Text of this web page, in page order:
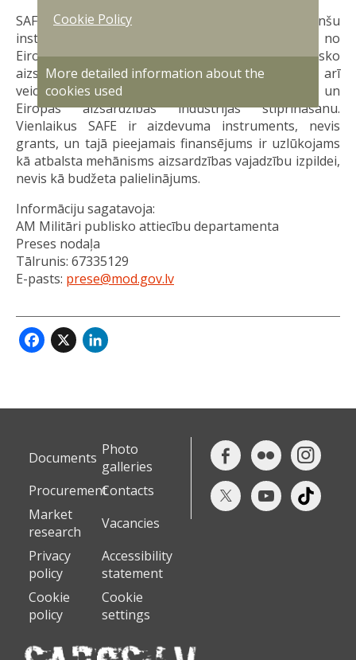
SAFE ir Eiropas Savienības izveidots finanšu
instruments, kas ļauj tās dalībvalstīm aizņemties no
Eiropas Komisijas papildu finanšu resursus kritisko
aizsardzības spēju iztrūkumu mazināšanai, kā arī
veicina aizsardzības investīciju palielināšanu un
Eiropas aizsardzības industrijas stiprināšanu.
Vienlaikus SAFE ir aizdevuma instruments, nevis
grants, un tajā pieejamais finansējums ir uzlūkojams
kā atbalsta mehānisms aizsardzības vajadzību izpildei,
nevis kā budžeta palielinājums.
Informāciju sagatavoja:
AM Militāri publisko attiecību departamenta
Preses nodaļa
Tālrunis: 67335129
E-pasts: prese@mod.gov.lv
Facebook
X
Documents Photo
galleries
ProcurementContacts
Market
research
Vacancies
Privacy
policy
Accessibility
statement
Cookie
policy
Cookie
settings
Cookie Policy
More detailed information about the
cookies used